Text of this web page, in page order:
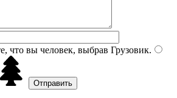
что вы человек, выбрав Грузовик.